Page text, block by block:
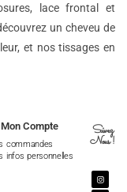
lace frontal et
un cheveu de
et nos tissages en
Mon Compte
commandes
infos personnelles
Suivez
Nous !